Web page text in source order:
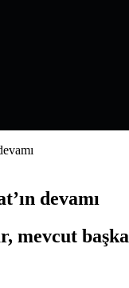
devamı
mevcut